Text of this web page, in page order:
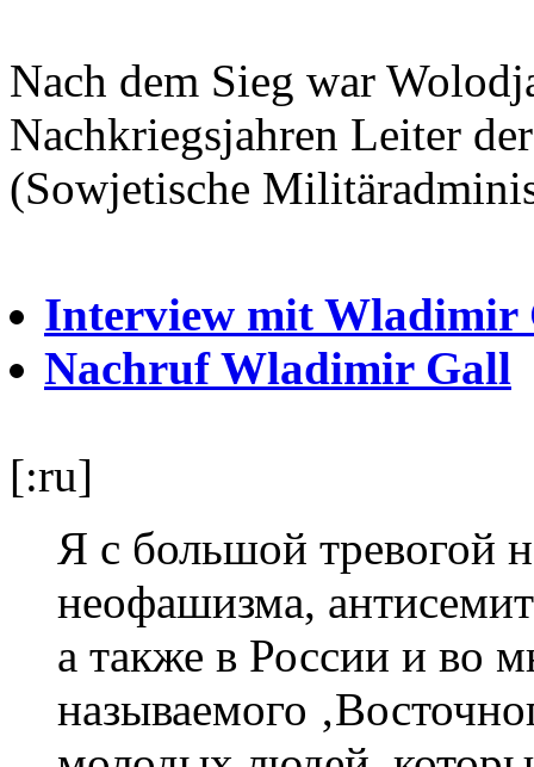
Nach dem Sieg war
Nachkriegsjahren Leiter
(Sowjetische
Interview mit Wladimir
Nachruf Wladimir Gall
[:ru]
Я с большой тревогой
неофашизма,
а также в России и во
называемого